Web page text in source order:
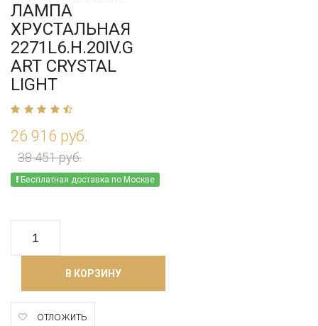
ЛАМПА
ХРУСТАЛЬНАЯ
2271L6.H.20IV.G
ART CRYSTAL
LIGHT
26 916 руб.
38 451 руб.
Бесплатная доставка по Москве
В КОРЗИНУ
отложить